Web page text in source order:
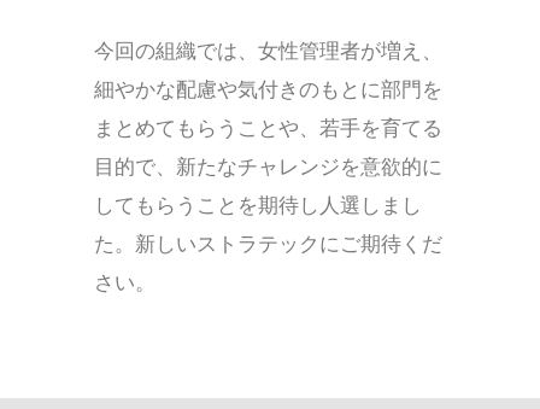
今回の組織では、女性管理者が増え、
細やかな配慮や気付きのもとに部門を
まとめてもらうことや、若手を育てる
目的で、新たなチャレンジを意欲的に
してもらうことを期待し人選しまし
た。新しいストラテックにご期待くだ
さい。